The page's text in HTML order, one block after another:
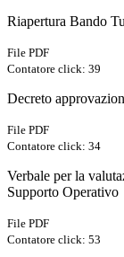
Riapertura Bando
File PDF
Contatore click: 39
Decreto
File PDF
Contatore click: 34
Verbale per la
Supporto Operativo
File PDF
Contatore click: 53